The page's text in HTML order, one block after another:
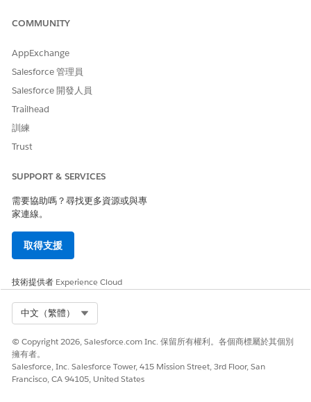
COMMUNITY
AppExchange
Salesforce 管理員
Salesforce 開發人員
Trailhead
訓練
Trust
SUPPORT & SERVICES
需要協助嗎？尋找更多資源或與專
家連線。
取得支援
技術提供者 Experience Cloud
中文（繁體）
© Copyright 2026, Salesforce.com Inc. 保留所有權利。各個商標屬於其個別
擁有者。
Salesforce, Inc. Salesforce Tower, 415 Mission Street, 3rd Floor, San
Francisco, CA 94105, United States